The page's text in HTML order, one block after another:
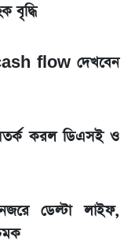
পরিকল্পনা
দাম
ফল প্রকাশের
আবহাওয়া অফিস
বৃদ্ধি
flow দেখবেন
সতর্ক করল ডিএসই ও
নজরে ডেল্টা লাইফ,